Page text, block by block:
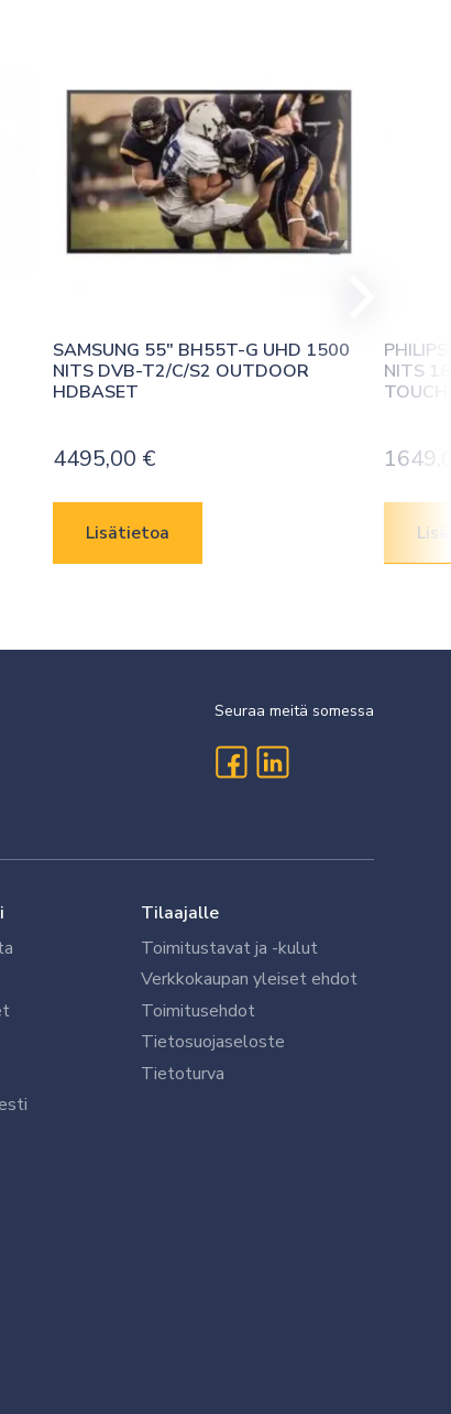
SAMSUNG 55″ BH55T-G UHD 1500
NITS DVB-T2/C/S2 OUTDOOR
HDBASET
4495,00 €
Lisätietoa
NITS
Seuraa meitä somessa
Tilaajalle
Toimitustavat ja -kulut
Verkkokaupan yleiset ehdot
Toimitusehdot
Tietosuojaseloste
Tietoturva